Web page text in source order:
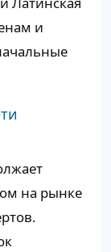
и
на рынке